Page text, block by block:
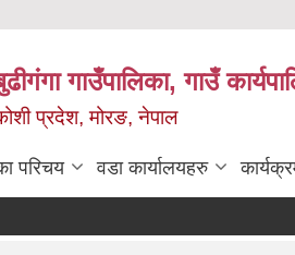
गाउँपालिका, गाउँ
प्रदेश, मोरङ, नेपाल
परिचय वडा कार्यालयहरु